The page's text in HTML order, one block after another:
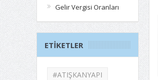
Gelir Vergisi Oranları
ETIKETLER
#ATIŞKANYAPI